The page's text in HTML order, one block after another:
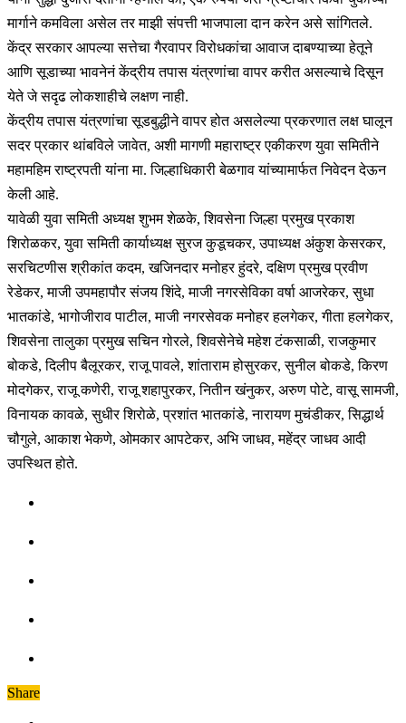
मार्गाने कमविला असेल तर माझी संपत्ती भाजपाला दान करेन असे सांगितले.
केंद्र सरकार आपल्या सत्तेचा गैरवापर विरोधकांचा आवाज दाबण्याच्या हेतूने
आणि सूडाच्या भावनेनं केंद्रीय तपास यंत्रणांचा वापर करीत असल्याचे दिसून
येते जे सदृढ लोकशाहीचे लक्षण नाही.
केंद्रीय तपास यंत्रणांचा सूडबुद्धीने वापर होत असलेल्या प्रकरणात लक्ष घालून
सदर प्रकार थांबविले जावेत, अशी मागणी महाराष्ट्र एकीकरण युवा समितीने
महामहिम राष्ट्रपती यांना मा. जिल्हाधिकारी बेळगाव यांच्यामार्फत निवेदन देऊन
केली आहे.
यावेळी युवा समिती अध्यक्ष शुभम शेळके, शिवसेना जिल्हा प्रमुख प्रकाश
शिरोळकर, युवा समिती कार्याध्यक्ष सुरज कुडूचकर, उपाध्यक्ष अंकुश केसरकर,
सरचिटणीस श्रीकांत कदम, खजिनदार मनोहर हुंदरे, दक्षिण प्रमुख प्रवीण
रेडेकर, माजी उपमहापौर संजय शिंदे, माजी नगरसेविका वर्षा आजरेकर, सुधा
भातकांडे, भागोजीराव पाटील, माजी नगरसेवक मनोहर हलगेकर, गीता हलगेकर,
शिवसेना तालुका प्रमुख सचिन गोरले, शिवसेनेचे महेश टंकसाळी, राजकुमार
बोकडे, दिलीप बैलूरकर, राजू पावले, शांताराम होसुरकर, सुनील बोकडे, किरण
मोदगेकर, राजू कणेरी, राजू शहापुरकर, नितीन खंनुकर, अरुण पोटे, वासू सामजी,
विनायक कावळे, सुधीर शिरोळे, प्रशांत भातकांडे, नारायण मुचंडीकर, सिद्धार्थ
चौगुले, आकाश भेकणे, ओमकार आपटेकर, अभि जाधव, महेंद्र जाधव आदी
उपस्थित होते.
Share